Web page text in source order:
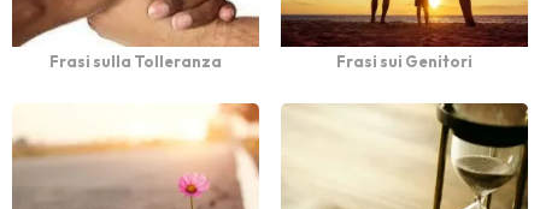
Frasi sulla Tolleranza Frasi sui Genitori